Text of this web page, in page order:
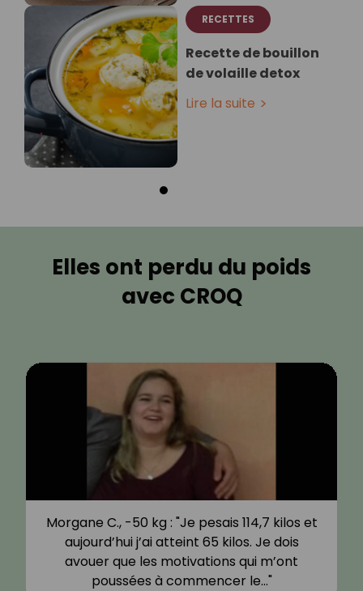
RECETTES
Recette de bouillon
de volaille detox ⁣
Lire la suite
Elles ont perdu du poids
avec CROQ
Morgane C., -50 kg : "Je pesais 114,7 kilos et
aujourd’hui j’ai atteint 65 kilos. Je dois
avouer que les motivations qui m’ont
poussées à commencer le…"